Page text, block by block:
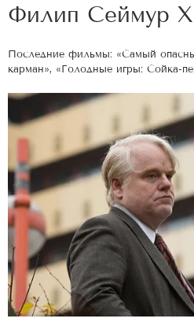
Филип Сеймур
Последние фильмы: «Самый
карман», «Голодные игры: Сойка-